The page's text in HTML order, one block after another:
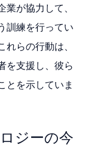
が協力して、
訓練を行ってい
らの行動は、
を支援し、彼ら
とを示していま
ジーの今